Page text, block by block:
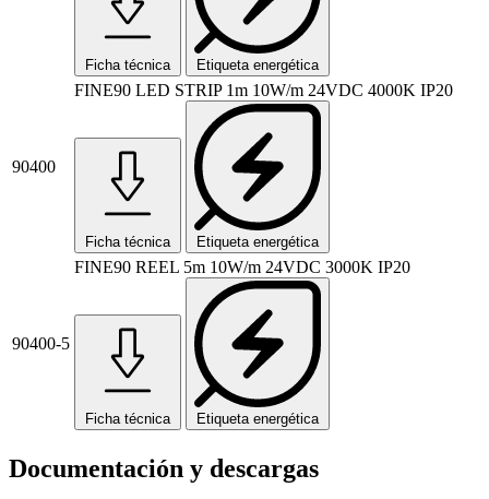
Ficha técnica Etiqueta energética
90400
FINE90 LED STRIP 1m 10W/m 24VDC 4000K IP20
Ficha técnica Etiqueta energética
90400-5
FINE90 REEL 5m 10W/m 24VDC 3000K IP20
Ficha técnica Etiqueta energética
Documentación y descargas